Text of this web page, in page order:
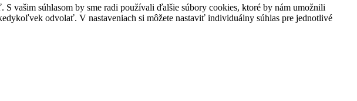
vašim súhlasom by sme radi používali ďalšie súbory cookies, ktoré by nám umožnili
odvolať. V nastaveniach si môžete nastaviť individuálny súhlas pre jednotlivé